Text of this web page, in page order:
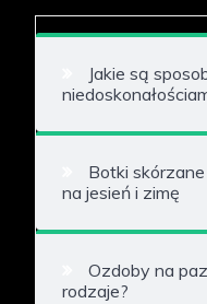
Jakie są
Botki
na jesień i zimę
Ozdoby na
rodzaje?